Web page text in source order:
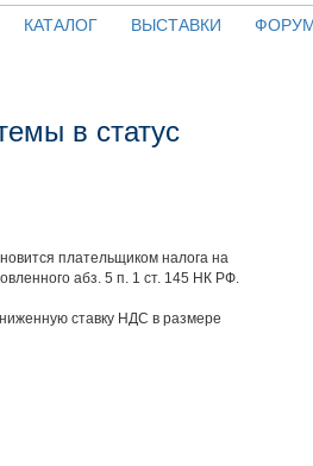
КАТАЛОГ ВЫСТАВКИ
в статус
плательщиком налога на
абз. 5 п. 1 ст. 145 НК РФ.
ставку НДС в размере